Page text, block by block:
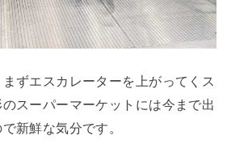
ずエスカレーターを上がってくス
スーパーマーケットには今まで出
新鮮な気分です。